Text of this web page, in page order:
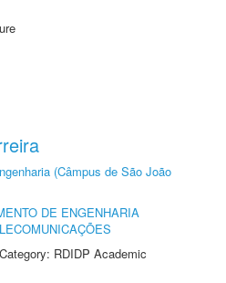
(Câmpus de São João
DE ENGENHARIA
RDIDP Academic